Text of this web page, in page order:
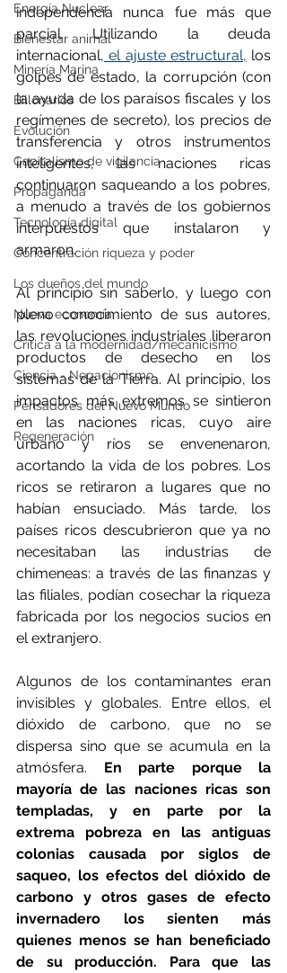
Energía Nuclear
Bienestar animal
Minería Marina
Billonarios
Evolución
Capitalismo de vigilancia
Propaganda
Tecnología digital
Concentración riqueza y poder
Los dueños del mundo
Nueva economía
Crítica a la modernidad/mecanicismo
Ciencia - Negacionismo
Pensadores del Nuevo Mundo
Regeneración
independencia nunca fue más que
parcial. Utilizando la deuda
internacional, el ajuste estructural, los
golpes de estado, la corrupción (con
la ayuda de los paraísos fiscales y los
regímenes de secreto), los precios de
transferencia y otros instrumentos
inteligentes, las naciones ricas
continuaron saqueando a los pobres,
a menudo a través de los gobiernos
interpuestos que instalaron y
armaron.
Al principio sin saberlo, y luego con
pleno conocimiento de sus autores,
las revoluciones industriales liberaron
productos de desecho en los
sistemas de la Tierra. Al principio, los
impactos más extremos se sintieron
en las naciones ricas, cuyo aire
urbano y ríos se envenenaron,
acortando la vida de los pobres. Los
ricos se retiraron a lugares que no
habían ensuciado. Más tarde, los
países ricos descubrieron que ya no
necesitaban las industrias de
chimeneas: a través de las finanzas y
las filiales, podían cosechar la riqueza
fabricada por los negocios sucios en
el extranjero.
Algunos de los contaminantes eran
invisibles y globales. Entre ellos, el
dióxido de carbono, que no se
dispersa sino que se acumula en la
atmósfera. En parte porque la
mayoría de las naciones ricas son
templadas, y en parte por la
extrema pobreza en las antiguas
colonias causada por siglos de
saqueo, los efectos del dióxido de
carbono y otros gases de efecto
invernadero los sienten más
quienes menos se han beneficiado
de su producción. Para que las